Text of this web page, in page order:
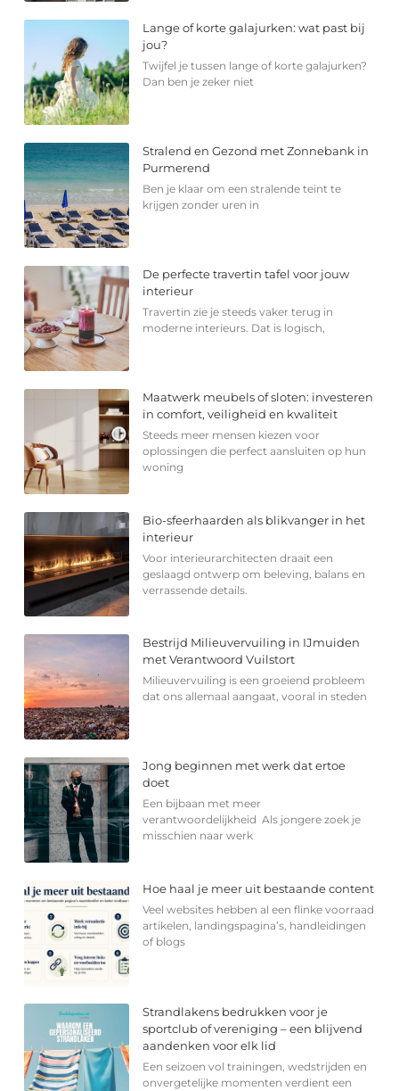
Lange of korte galajurken: wat past bij
jou?
Twijfel je tussen lange of korte galajurken?
Dan ben je zeker niet
Stralend en Gezond met Zonnebank in
Purmerend
Ben je klaar om een stralende teint te
krijgen zonder uren in
De perfecte travertin tafel voor jouw
interieur
Travertin zie je steeds vaker terug in
moderne interieurs. Dat is logisch,
Maatwerk meubels of sloten: investeren
in comfort, veiligheid en kwaliteit
Steeds meer mensen kiezen voor
oplossingen die perfect aansluiten op hun
woning
Bio-sfeerhaarden als blikvanger in het
interieur
Voor interieurarchitecten draait een
geslaagd ontwerp om beleving, balans en
verrassende details.
Bestrijd Milieuvervuiling in IJmuiden
met Verantwoord Vuilstort
Milieuvervuiling is een groeiend probleem
dat ons allemaal aangaat, vooral in steden
Jong beginnen met werk dat ertoe
doet
Een bijbaan met meer
verantwoordelijkheid Als jongere zoek je
misschien naar werk
Hoe haal je meer uit bestaande content
Veel websites hebben al een flinke voorraad
artikelen, landingspagina’s, handleidingen
of blogs
Strandlakens bedrukken voor je
sportclub of vereniging – een blijvend
aandenken voor elk lid
Een seizoen vol trainingen, wedstrijden en
onvergetelijke momenten verdient een